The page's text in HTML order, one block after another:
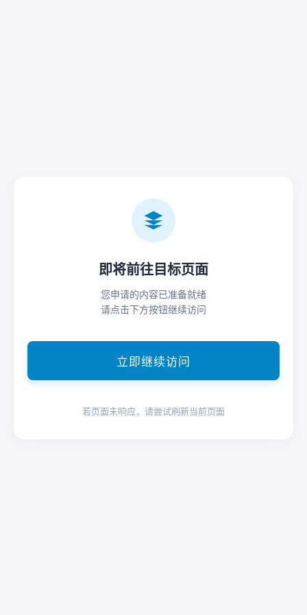
即将前往目标页面
您申请的内容已准备就绪
请点击下方按钮继续访问
立即继续访问
若页面未响应，请尝试刷新当前页面